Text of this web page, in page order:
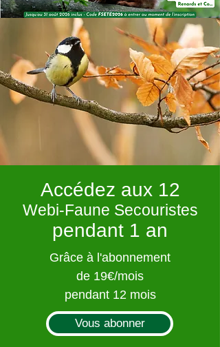
Accédez aux 12
Webi-Faune Secouristes
pendant 1 an
Grâce à l'abonnement
de 19€/mois
pendant 12 mois
Vous abonner